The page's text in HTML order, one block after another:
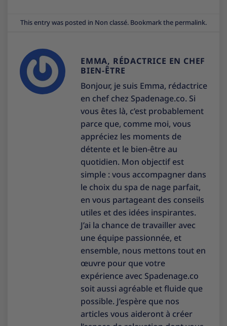
This entry was posted in Non classé. Bookmark the permalink.
EMMA, RÉDACTRICE EN CHEF
BIEN-ÊTRE
Bonjour, je suis Emma, rédactrice
en chef chez Spadenage.co. Si
vous êtes là, c’est probablement
parce que, comme moi, vous
appréciez les moments de
détente et le bien-être au
quotidien. Mon objectif est
simple : vous accompagner dans
le choix du spa de nage parfait,
en vous partageant des conseils
utiles et des idées inspirantes.
J’ai la chance de travailler avec
une équipe passionnée, et
ensemble, nous mettons tout en
œuvre pour que votre
expérience avec Spadenage.co
soit aussi agréable et fluide que
possible. J’espère que nos
articles vous aideront à créer